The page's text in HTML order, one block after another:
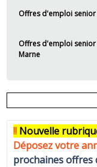
Offres d'emploi
Offres d'emploi
Marne
!! Nouvelle
Déposez votre
prochaines offres